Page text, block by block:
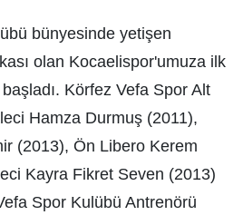
bünyesinde yetişen
olan Kocaelispor'umuza ilk
Körfez Vefa Spor Alt
Hamza Durmuş (2011),
(2013), Ön Libero Kerem
Kayra Fikret Seven (2013)
Spor Kulübü Antrenörü